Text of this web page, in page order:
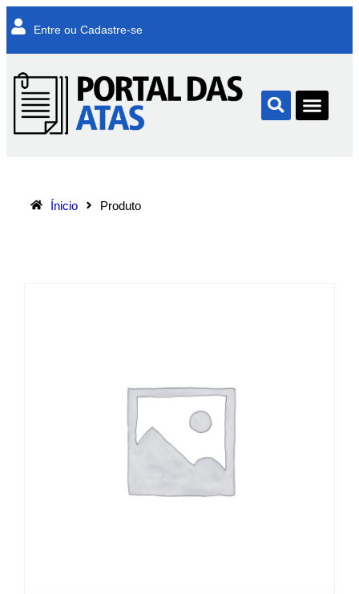
Entre ou Cadastre-se
Ínicio Produto